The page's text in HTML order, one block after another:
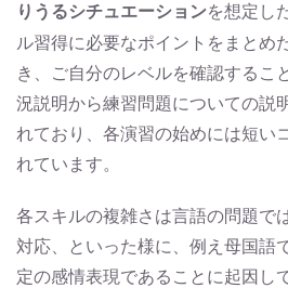
りうるシチュエーションを想定し
ル習得に必要なポイントをまとめ
き、ご自分のレベルを確認するこ
況説明から練習問題についての説
れており、各演習の始めには短い
れています。
各スキルの複雑さは言語の問題で
対応、といった様に、例え母国語
定の感情表現であることに起因し